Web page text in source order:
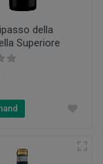
della
Superiore